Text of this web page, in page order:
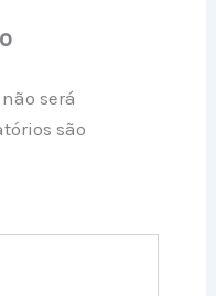
será
são